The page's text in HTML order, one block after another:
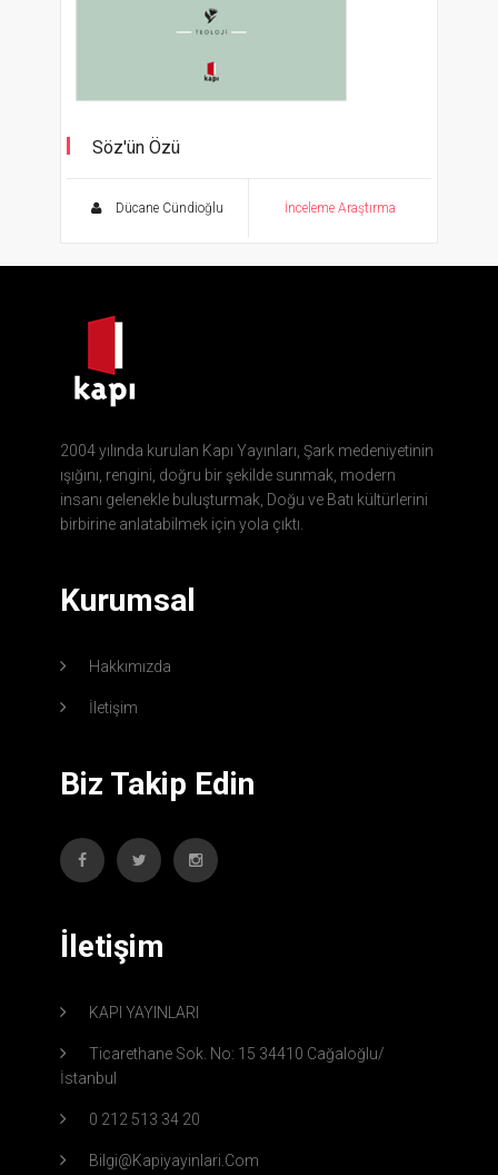
Söz'ün Özü
Dücane Cündioğlu İnceleme Araştırma
2004 yılında kurulan Kapı Yayınları, Şark medeniyetinin
ışığını, rengini, doğru bir şekilde sunmak, modern
insanı gelenekle buluşturmak, Doğu ve Batı kültürlerini
birbirine anlatabilmek için yola çıktı.
Kurumsal
Hakkımızda
İletişim
Biz Takip Edin
İletişim
KAPI YAYINLARI
Ticarethane Sok. No: 15 34410 Cağaloğlu/
İstanbul
0 212 513 34 20
Bilgi@kapiyayinlari.com